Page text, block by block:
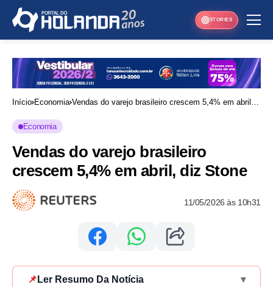
STORIES
Início Economia Vendas do varejo brasileiro crescem 5,4% em abril,
Economia
Vendas do varejo brasileiro
crescem 5,4% em abril, diz Stone
11/05/2026 às 10h31
📌 Ler Resumo Da Notícia ▾